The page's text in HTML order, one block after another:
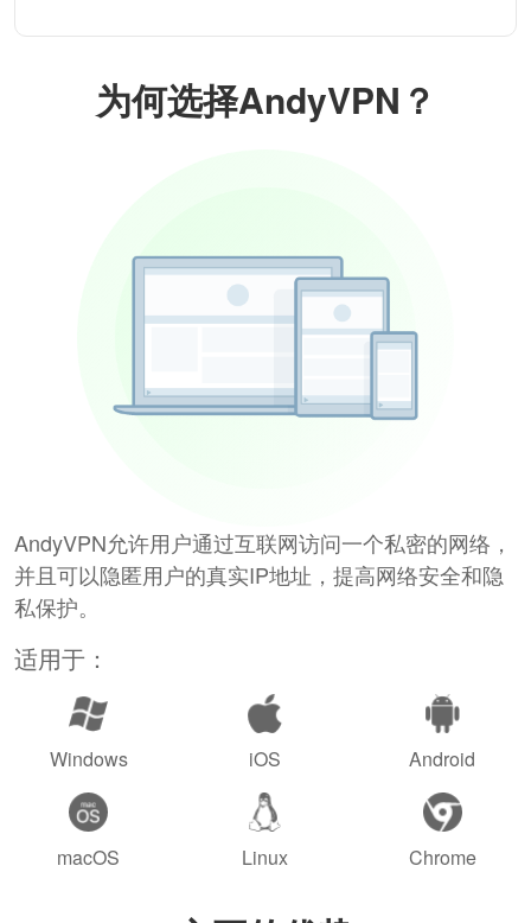
为何选择AndyVPN？
AndyVPN允许用户通过互联网访问一个私密的网络，
并且可以隐匿用户的真实IP地址，提高网络安全和隐
私保护。
适用于：
Windows iOS Android
macOS Linux Chrome